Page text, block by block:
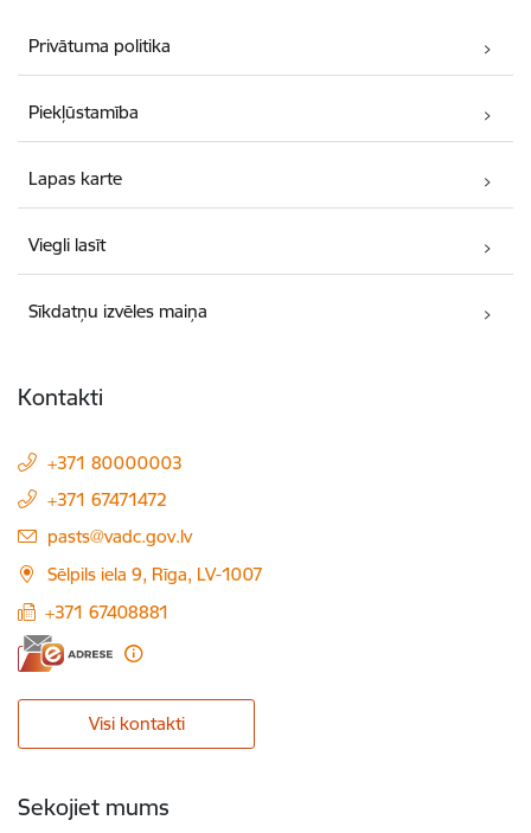
Privātuma politika
Piekļūstamība
Lapas karte
Viegli lasīt
Sīkdatņu izvēles maiņa
Kontakti
+371 80000003
+371 67471472
E-pasts:
pasts@vadc.gov.lv
Sēlpils iela 9, Rīga, LV-1007
+371 67408881
Visi kontakti
Sekojiet mums